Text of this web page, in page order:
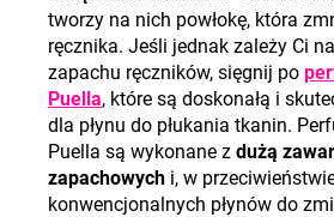
tworzy na nich powłokę, która
ręcznika. Jeśli jednak zależy Ci
zapachu ręczników, sięgnij po
Puella, które są doskonałą i
dla płynu do płukania tkanin.
Puella są wykonane z dużą
zapachowych i, w
konwencjonalnych płynów do